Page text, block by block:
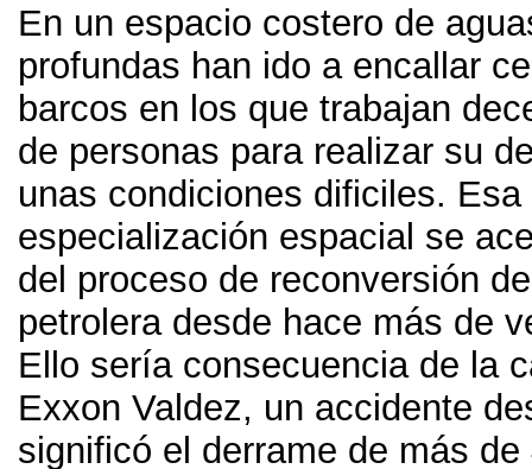
En un espacio costero de
profundas han ido a encallar
barcos en los que trabajan
de personas para realizar su
unas condiciones dificiles. Esa
especialización espacial se
del proceso de reconversión
petrolera desde hace más de
Ello sería consecuencia de la
Exxon Valdez, un accidente
significó el derrame de más de